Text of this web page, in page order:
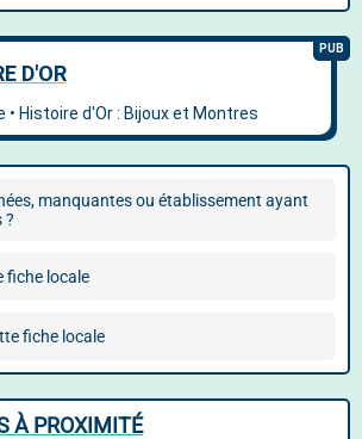
manquantes ou établissement ayant
?
fiche locale
fiche locale
À PROXIMITÉ